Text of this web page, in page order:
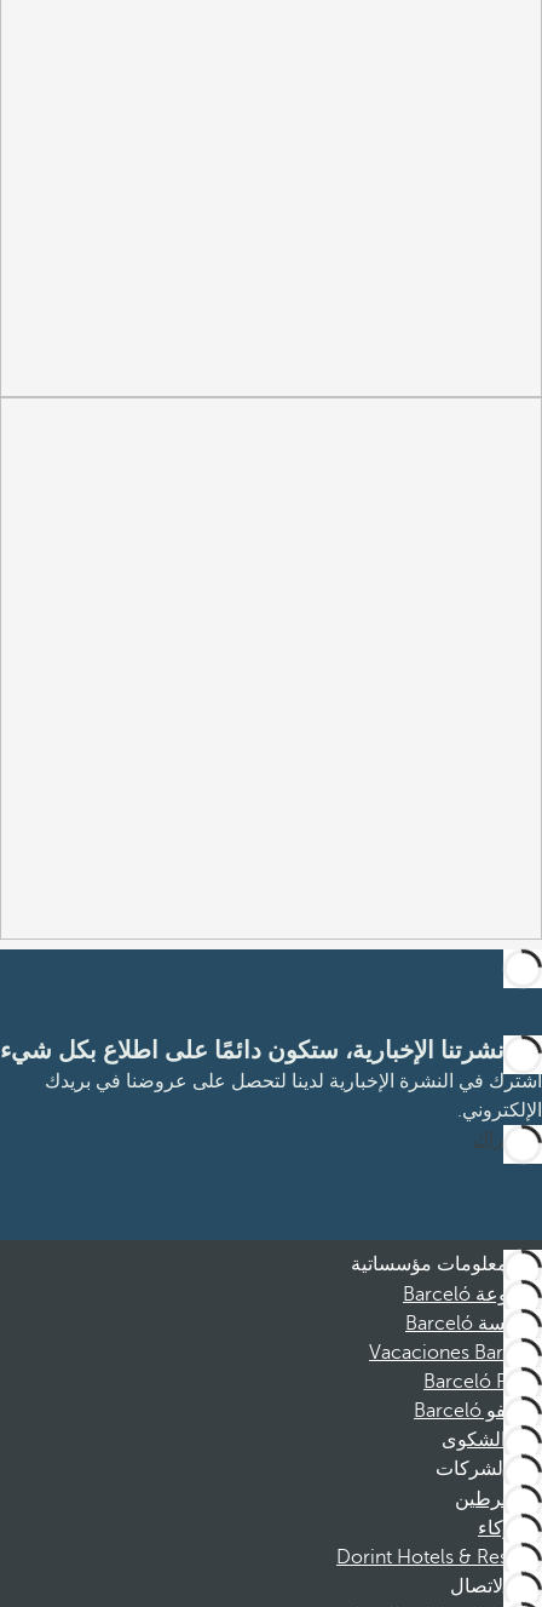
مع نشرتنا الإخبارية، ستكون دائمًا على اطلاع بكل شيء
اشترك في النشرة الإخبارية لدينا لتحصل على عروضنا في بريدك
الإلكتروني.
الاشتراك
معلومات مؤسساتية
مجموعة Barceló
مؤسسة Barceló
Vacaciones Barceló
Barceló Films
موظفو Barceló
قناة الشكوى
الشركات
المنخرطين
الشركاء
Dorint Hotels & Resorts
الاتصال